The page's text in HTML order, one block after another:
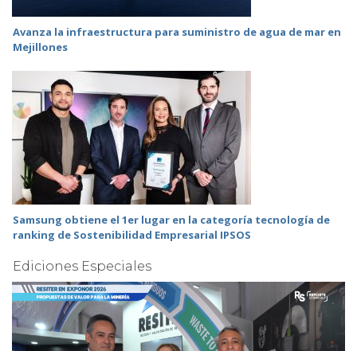
Avanza la infraestructura para suministro de agua de mar en
Mejillones
Samsung obtiene el 1er lugar en la categoría tecnología de
ranking de Sostenibilidad Empresarial IPSOS
Ediciones Especiales